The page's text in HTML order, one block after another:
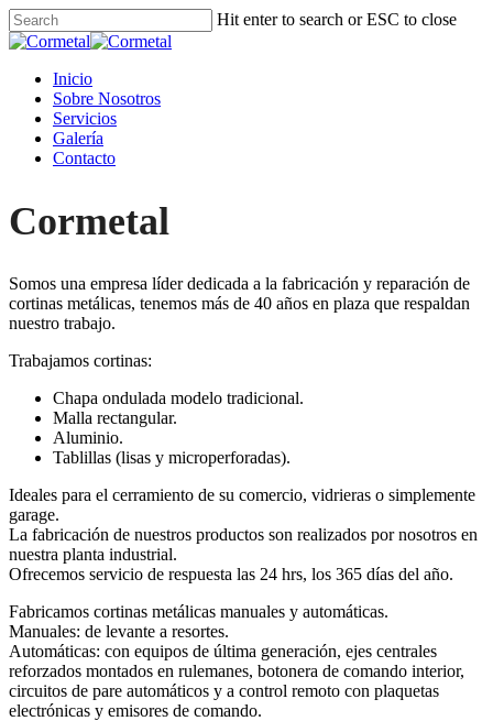
Skip
to
content
Hit enter to search or ESC to close
Close
Menu
Inicio
Sobre Nosotros
Servicios
Galería
Contacto
Cormetal
Somos una empresa líder dedicada a la fabricación y reparación de
cortinas metálicas, tenemos más de 40 años en plaza que respaldan
nuestro trabajo.
Trabajamos cortinas:
Chapa ondulada modelo tradicional.
Malla rectangular.
Aluminio.
Tablillas (lisas y microperforadas).
Ideales para el cerramiento de su comercio, vidrieras o simplemente
garage.
La fabricación de nuestros productos son realizados por nosotros en
nuestra planta industrial.
Ofrecemos servicio de respuesta las 24 hrs, los 365 días del año.
Fabricamos cortinas metálicas manuales y automáticas.
Manuales: de levante a resortes.
Automáticas: con equipos de última generación, ejes centrales
reforzados montados en rulemanes, botonera de comando interior,
circuitos de pare automáticos y a control remoto con plaquetas
electrónicas y emisores de comando.